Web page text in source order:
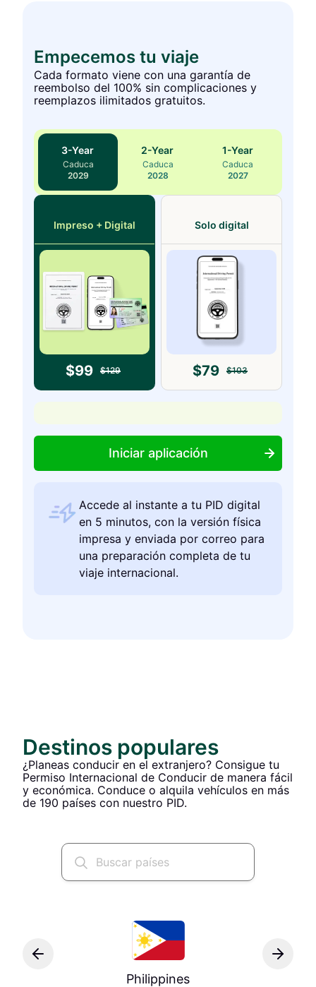
Empecemos tu viaje
Cada formato viene con una garantía de
reembolso del 100% sin complicaciones y
reemplazos ilimitados gratuitos.
3-Year
Caduca
2029
2-Year
Caduca
2028
1-Year
Caduca
2027
Impreso + Digital
$99 $129
Solo digital
$79 $103
Iniciar aplicación
Accede al instante a tu PID digital
en 5 minutos, con la versión física
impresa y enviada por correo para
una preparación completa de tu
viaje internacional.
Destinos populares
¿Planeas conducir en el extranjero? Consigue tu
Permiso Internacional de Conducir de manera fácil
y económica. Conduce o alquila vehículos en más
de 190 países con nuestro PID.
Philippines